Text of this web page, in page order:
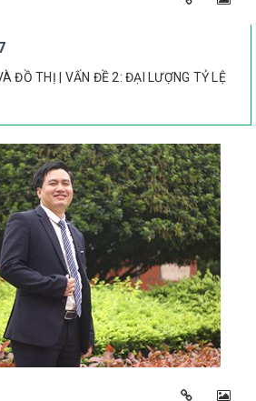
ĐỒ THỊ | VẤN ĐỀ 2: ĐẠI LƯỢNG TỶ LỆ